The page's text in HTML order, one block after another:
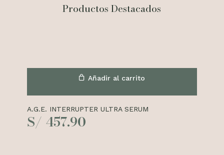
Productos Destacados
Añadir al carrito
A.G.E. INTERRUPTER ULTRA SERUM
S/ 457.90